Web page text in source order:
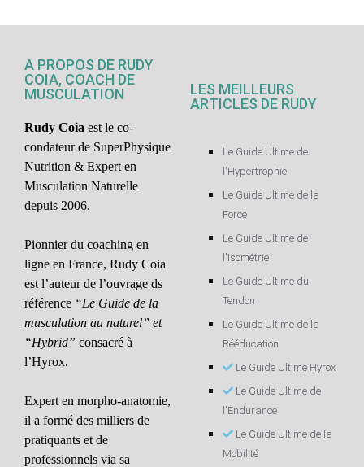
A PROPOS DE RUDY
COIA, COACH DE
MUSCULATION
Rudy Coia est le co-
condateur de SuperPhysique
Nutrition & Expert en
Musculation Naturelle
depuis 2006.
Pionnier du coaching en
ligne en France, Rudy Coia
est l’auteur de l’ouvrage ds
référence “Le Guide de la
musculation au naturel” et
“Hybrid” consacré à
l’Hyrox.
Expert en morpho-anatomie,
il a formé des milliers de
pratiquants et de
professionnels via sa
LES MEILLEURS
ARTICLES DE RUDY
Le Guide Ultime de
l'Hypertrophie
Le Guide Ultime de la
Force
Le Guide Ultime de
l'Isométrie
Le Guide Ultime du
Tendon
Le Guide Ultime de la
Rééducation
Le Guide Ultime Hyrox
Le Guide Ultime de
l'Endurance
Le Guide Ultime de la
Mobilité